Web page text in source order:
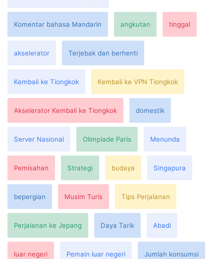
Komentar bahasa Mandarin angkutan tinggal
akselerator Terjebak dan berhenti
Kembali ke Tiongkok Kembali ke VPN Tiongkok
Akselerator Kembali ke Tiongkok domestik
Server Nasional Olimpiade Paris Menunda
Pemisahan Strategi budaya Singapura
bepergian Musim Turis Tips Perjalanan
Perjalanan ke Jepang Daya Tarik Abadi
luar negeri Pemain luar negeri Jumlah konsumsi